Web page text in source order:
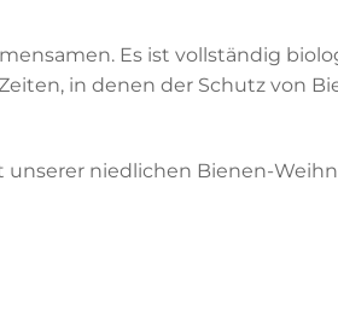
Es ist vollständig
in denen der Schutz von
unserer niedlichen Bienen-